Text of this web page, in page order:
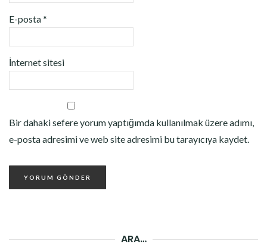
E-posta*
İnternet sitesi
Bir dahaki sefere yorum yaptığımda kullanılmak üzere adımı,
e-posta adresimi ve web site adresimi bu tarayıcıya kaydet.
ARA…